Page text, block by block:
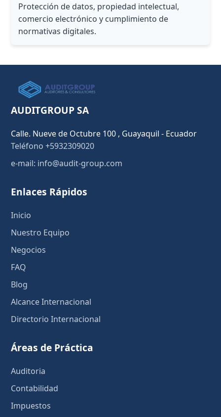
Protección de datos, propiedad intelectual,
comercio electrónico y cumplimiento de
normativas digitales.
AUDITGROUP SA
Calle. Nueve de Octubre 100 , Guayaquil - Ecuador
Teléfono +5932309020
e-mail: info@audit-group.com
Enlaces Rápidos
Inicio
Nuestro Equipo
Negocios
FAQ
Blog
Alcance Internacional
Directorio Internacional
Áreas de Práctica
Auditoria
Contabilidad
Impuestos